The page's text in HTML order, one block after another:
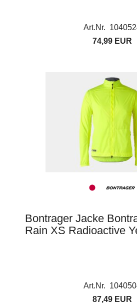
Art.Nr.
74,99 EUR
Bontrager Jacke
Rain XS Radioactive
Art.Nr.
87,49 EUR